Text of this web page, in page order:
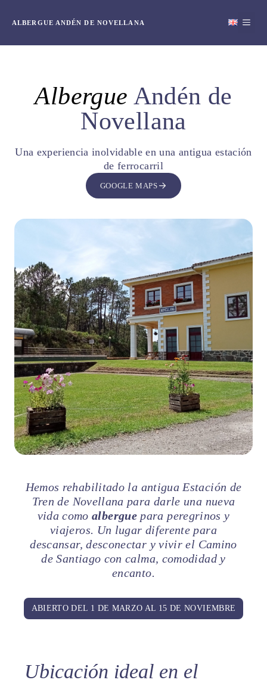
ALBERGUE ANDÉN DE NOVELLANA
Albergue Andén de
Novellana
Una experiencia inolvidable en una antigua estación
de ferrocarril
GOOGLE MAPS
Hemos rehabilitado la antigua Estación de
Tren de Novellana para darle una nueva
vida comoalbergue para peregrinos y
viajeros. Un lugar diferente para
descansar, desconectar y vivir el Camino
de Santiago con calma, comodidad y
encanto.
ABIERTO DEL 1 DE MARZO AL 15 DE NOVIEMBRE
Ubicación ideal en el